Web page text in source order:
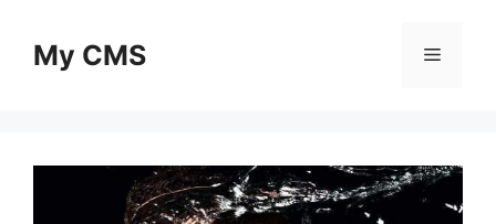
contentMy CMS Menu